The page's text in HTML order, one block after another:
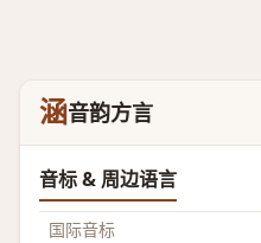
涵音韵方言
音标 & 周边语言
国际音标